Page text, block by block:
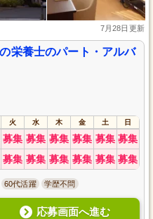
7月28日更新
栄養士のパート・アルバ
火 水 木 金 土 日
募集 募集 募集 募集 募集 募集
募集 募集 募集 募集 募集 募集
60代活躍 学歴不問
応募画面へ進む